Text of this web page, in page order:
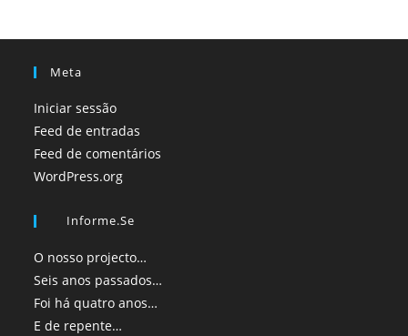
Meta
Iniciar sessão
Feed de entradas
Feed de comentários
WordPress.org
Informe.se
O nosso projecto…
Seis anos passados…
Foi há quatro anos…
E de repente…